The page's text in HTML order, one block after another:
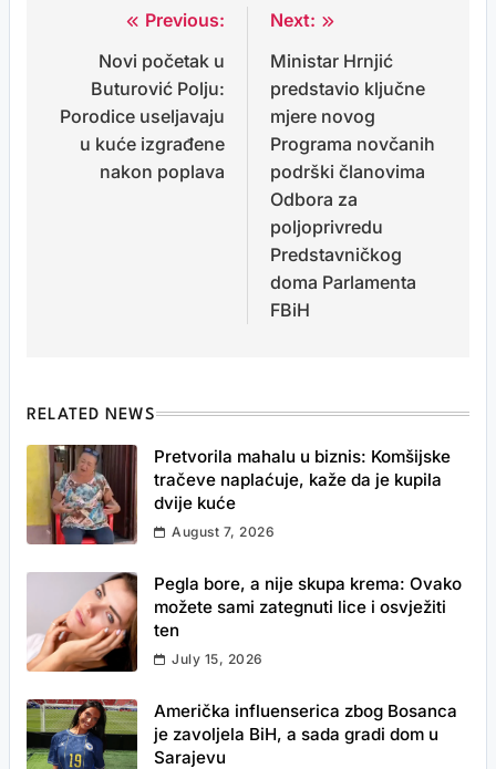
navigation
Previous:
Novi početak u
Buturović Polju:
Porodice useljavaju
u kuće izgrađene
nakon poplava
Next:
Ministar Hrnjić
predstavio ključne
mjere novog
Programa novčanih
podrški članovima
Odbora za
poljoprivredu
Predstavničkog
doma Parlamenta
FBiH
RELATED NEWS
Pretvorila mahalu u biznis: Komšijske
tračeve naplaćuje, kaže da je kupila
dvije kuće
August 7, 2026
Pegla bore, a nije skupa krema: Ovako
možete sami zategnuti lice i osvježiti
ten
July 15, 2026
Američka influenserica zbog Bosanca
je zavoljela BiH, a sada gradi dom u
Sarajevu